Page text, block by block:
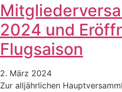
2024 und
Flugsaison
2. März 2024
Zur alljährlichen